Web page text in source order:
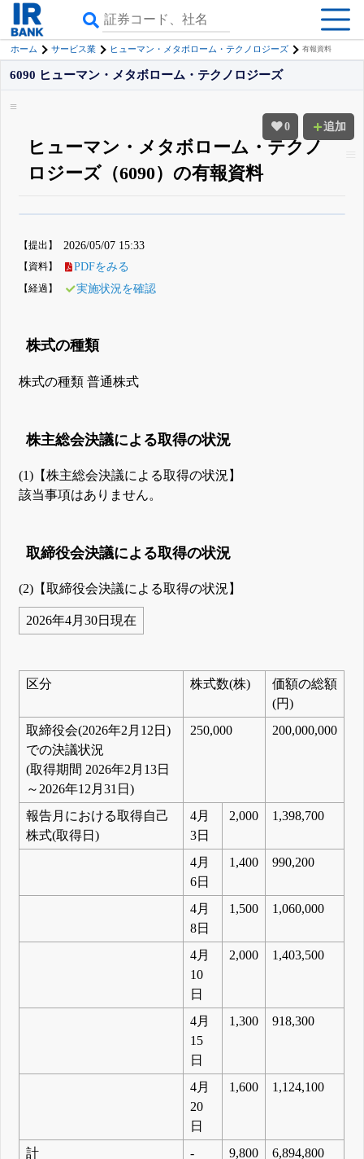
ホーム サービス業 ヒューマン・メタボローム・テクノロジーズ 有報資料
0 追加
6090 ヒューマン・メタボローム・テクノロジーズ
ヒューマン・メタボローム・テクノ
ロジーズ（6090）の有報資料
詳しく見られる無料でβ版をはじめる
登録すると永久30%OFFと米株版の先行利用も付きます
【提出】 2026/05/07 15:33
【資料】 PDFをみる
【経過】 実施状況を確認
株式の種類
株式の種類 普通株式
株主総会決議による取得の状況
(1)【株主総会決議による取得の状況】
該当事項はありません。
取締役会決議による取得の状況
(2)【取締役会決議による取得の状況】
2026年4月30日現在
区分 株式数(株)
価額の総額
(円)
取締役会(2026年2月12日)
での決議状況
(取得期間 2026年2月13日
～2026年12月31日)
250,000 200,000,000
報告月における取得自己
株式(取得日)
4月
3日
2,000 1,398,700
4月
6日
1,400 990,200
4月
8日
1,500 1,060,000
4月
10
日
2,000 1,403,500
4月
15
日
1,300 918,300
4月
20
日
1,600 1,124,100
計 - 9,800
6,894,800